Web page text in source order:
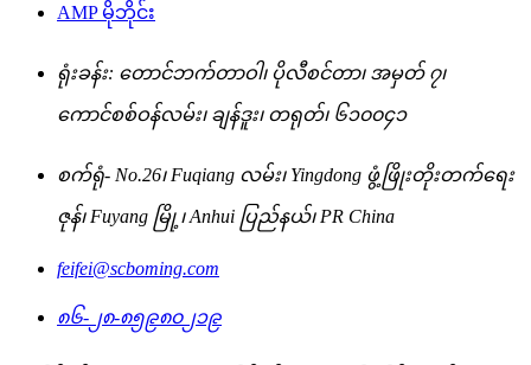
AMP မိုဘိုင်း
ရုံးခန်း: တောင်ဘက်တာဝါ၊ ပိုလီစင်တာ၊ အမှတ် ၇၊
ကောင်စစ်ဝန်လမ်း၊ ချန်ဒူး၊ တရုတ်၊ ၆၁၀၀၄၁
စက်ရုံ- No.26၊ Fuqiang လမ်း၊ Yingdong ဖွံ့ဖြိုးတိုးတက်ရေး
ဇုန်၊ Fuyang မြို့၊ Anhui ပြည်နယ်၊ PR China
feifei@scboming.com
၈၆-၂၈-၈၅၉၈၀၂၁၉